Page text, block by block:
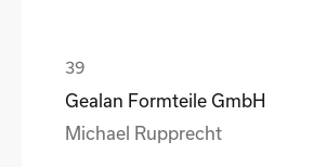
Gealan Formteile GmbH
Michael Rupprecht